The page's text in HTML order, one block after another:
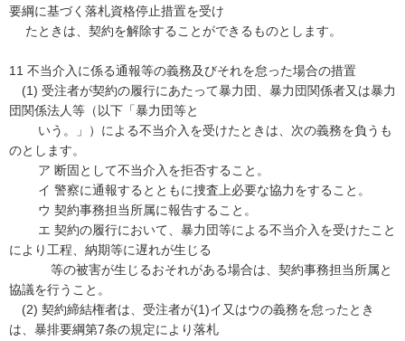
要綱に基づく落札資格停止措置を受け
たときは、契約を解除することができるものとします。
11 不当介入に係る通報等の義務及びそれを怠った場合の措置
(1) 受注者が契約の履行にあたって暴力団、暴力団関係者又は暴力
団関係法人等（以下「暴力団等と
いう。」）による不当介入を受けたときは、次の義務を負うも
のとします。
ア 断固として不当介入を拒否すること。
イ 警察に通報するとともに捜査上必要な協力をすること。
ウ 契約事務担当所属に報告すること。
エ 契約の履行において、暴力団等による不当介入を受けたこと
により工程、納期等に遅れが生じる
等の被害が生じるおそれがある場合は、契約事務担当所属と
協議を行うこと。
(2) 契約締結権者は、受注者が(1)イ又はウの義務を怠ったとき
は、暴排要綱第7条の規定により落札